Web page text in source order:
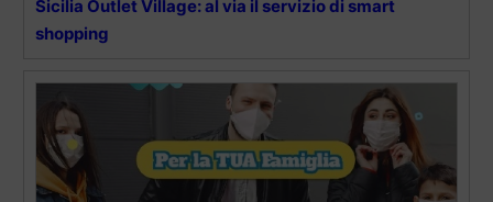
Sicilia Outlet Village: al via il servizio di smart
shopping